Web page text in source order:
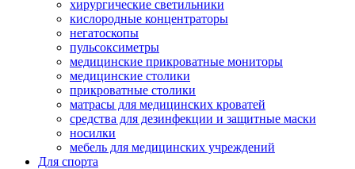
хирургические светильники
кислородные концентраторы
негатоскопы
пульсоксиметры
медицинские прикроватные мониторы
медицинские столики
прикроватные столики
матрасы для медицинских кроватей
средства для дезинфекции и защитные маски
носилки
мебель для медицинских учреждений
Для спорта